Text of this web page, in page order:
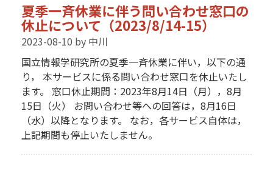
夏季一斉休業に伴う問い合わせ窓口の
休止について（2023/8/14-15）
2023-08-10 by 中川
国立情報学研究所の夏季一斉休業に伴い，以下の通
り， 本サービスに係る問い合わせ窓口を休止いたし
ます。 窓口休止期間：2023年8月14日（月），8月
15日（火） お問い合わせ等への回答は，8月16日
（水）以降となります。 なお，各サービス自体は，
上記期間も停止いたしません。